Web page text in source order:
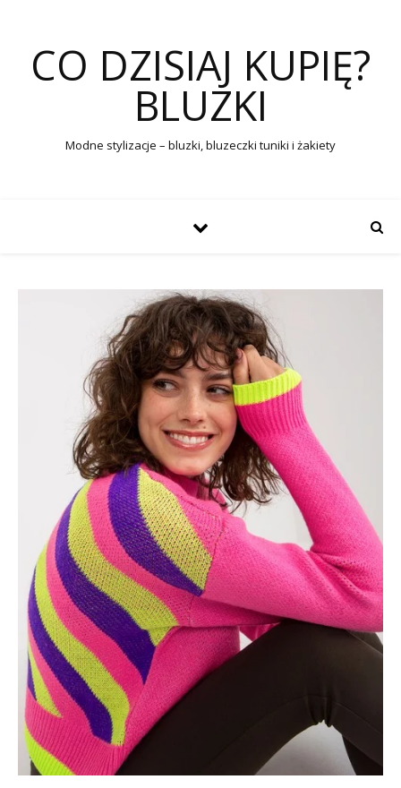
CO DZISIAJ KUPIĘ?
BLUZKI
Modne stylizacje – bluzki, bluzeczki tuniki i żakiety